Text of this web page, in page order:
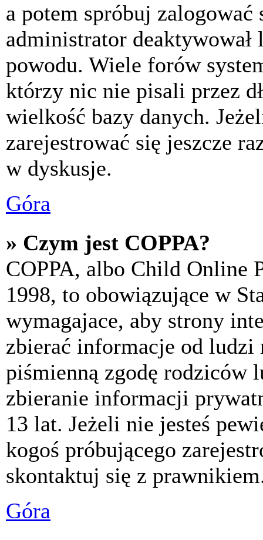
a potem spróbuj
administrator deaktywował
powodu. Wiele forów
którzy nic nie pisali przez
wielkość bazy danych.
zarejestrować się jeszcze
w dyskusje.
Góra
» Czym jest COPPA?
COPPA, albo Child Online
1998, to obowiązujące w
wymagajace, aby strony
zbierać informacje od
piśmienną zgodę rodziców
zbieranie informacji
13 lat. Jeżeli nie jesteś
kogoś próbującego
skontaktuj się z
Góra